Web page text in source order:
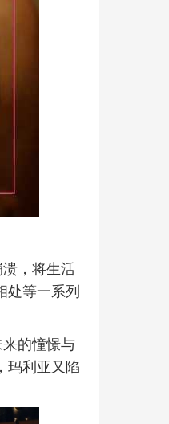
，将生活
处等一系列
的憧憬与
玛利亚又陷